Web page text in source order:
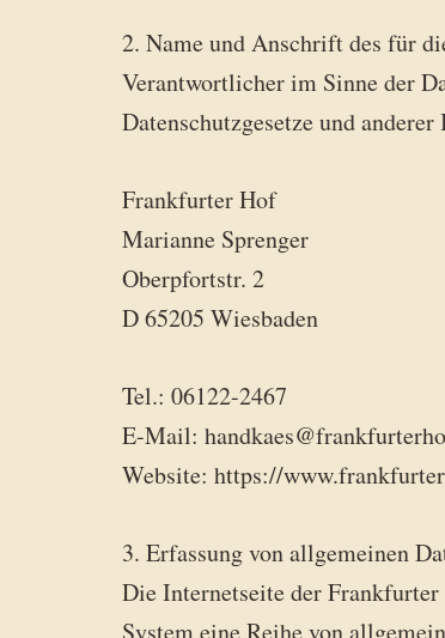
2. Name und Anschrift des für
Verantwortlicher im Sinne der
Datenschutzgesetze und
Frankfurter Hof
Marianne Sprenger
Oberpfortstr. 2
D 65205 Wiesbaden
Tel.: 06122-2467
E-Mail:
Website: https://
3. Erfassung von allgemeinen
Die Internetseite der